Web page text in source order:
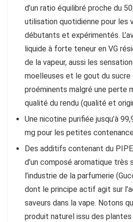
d’un ratio équilibré proche du
utilisation quotidienne pour les
débutants et expérimentés.
liquide à forte teneur en VG
de la vapeur, aussi les
moelleuses et le gout du sucre
proéminents malgré une perte
qualité du rendu (qualité et
Une nicotine purifiée jusqu’à
mg pour les petites
Des additifs contenant du
d’un composé aromatique très
l’industrie de la parfumerie
dont le principe actif agit sur
saveurs dans la vape. Notons
produit naturel issu des